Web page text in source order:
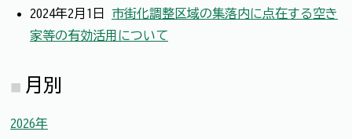
2024年2月1日
市街化調整区域の集落内に点在する空き
家等の有効活用について
月別
2026年